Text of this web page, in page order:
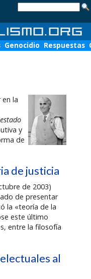
Genocidio Respuestas
la
y
de
de justicia
de 2003)
de presentar
la «teoría de la
este último
entre la filosofía
al